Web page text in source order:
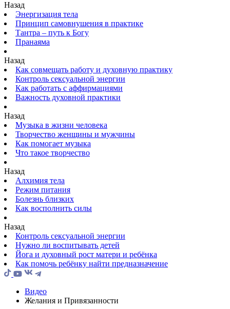
Назад
Энергизация тела
Принцип самовнушения в практике
Тантра – путь к Богу
Пранаяма
Назад
Как совмещать работу и духовную практику
Контроль сексуальной энергии
Как работать с аффирмациями
Важность духовной практики
Назад
Музыка в жизни человека
Творчество женщины и мужчины
Как помогает музыка
Что такое творчество
Назад
Алхимия тела
Режим питания
Болезнь близких
Как восполнить силы
Назад
Контроль сексуальной энергии
Нужно ли воспитывать детей
Йога и духовный рост матери и ребёнка
Как помочь ребёнку найти предназначение
Видео
Желания и Привязанности